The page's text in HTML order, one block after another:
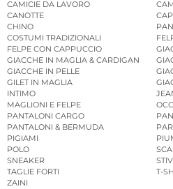
CAMICIE DA LAVORO
CANOTTE
CHINO
COSTUMI TRADIZIONALI
FELPE CON CAPPUCCIO
GIACCHE IN MAGLIA & CARDIGAN
GIACCHE IN PELLE
GILET IN MAGLIA
INTIMO
MAGLIONI E FELPE
PANTALONI CARGO
PANTALONI & BERMUDA
PIGIAMI
POLO
SNEAKER
TAGLIE FORTI
T-
ZAINI